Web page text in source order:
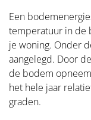
Een
temperatuur in de
je woning. Onder
aangelegd. Door
de bodem
het hele jaar
graden.